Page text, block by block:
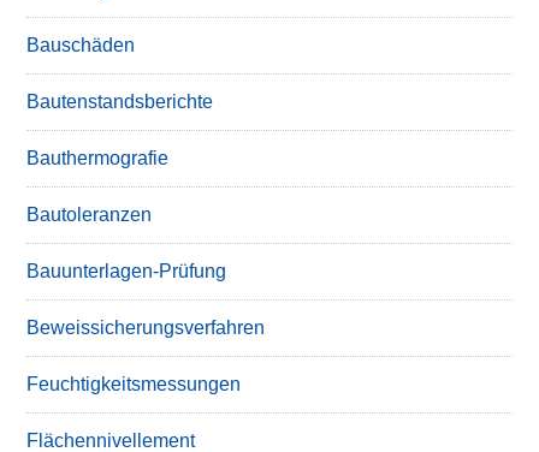
Bauschäden
Bautenstandsberichte
Bauthermografie
Bautoleranzen
Bauunterlagen-Prüfung
Beweissicherungsverfahren
Feuchtigkeitsmessungen
Flächennivellement